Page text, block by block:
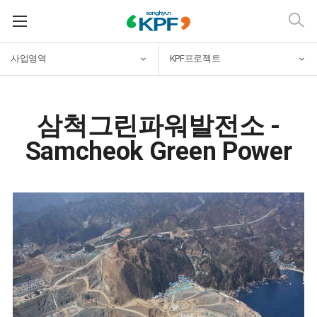
사업영역 KPF프로젝트
삼척그린파워발전소 -
Samcheok Green Power